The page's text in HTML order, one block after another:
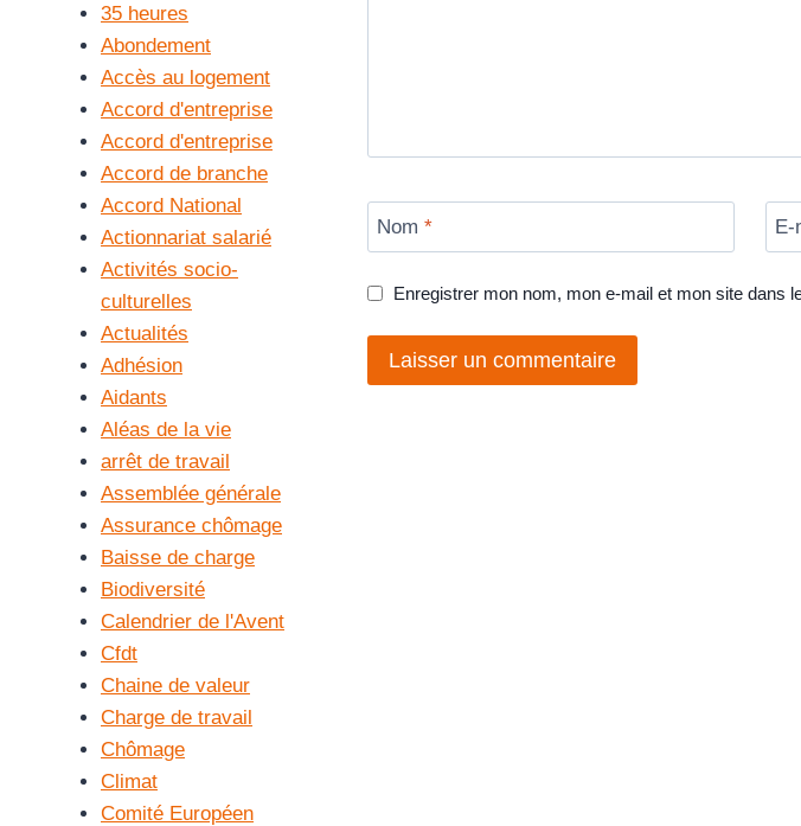
Nom *
Enregistrer mon nom, mon e-mail et mon site dans
35 heures
Abondement
Accès au logement
Accord d'entreprise
Accord d'entreprise
Accord de branche
Accord National
Actionnariat salarié
Activités socio-
culturelles
Actualités
Adhésion
Aidants
Aléas de la vie
arrêt de travail
Assemblée générale
Assurance chômage
Baisse de charge
Biodiversité
Calendrier de l'Avent
Cfdt
Chaine de valeur
Charge de travail
Chômage
Climat
Comité Européen